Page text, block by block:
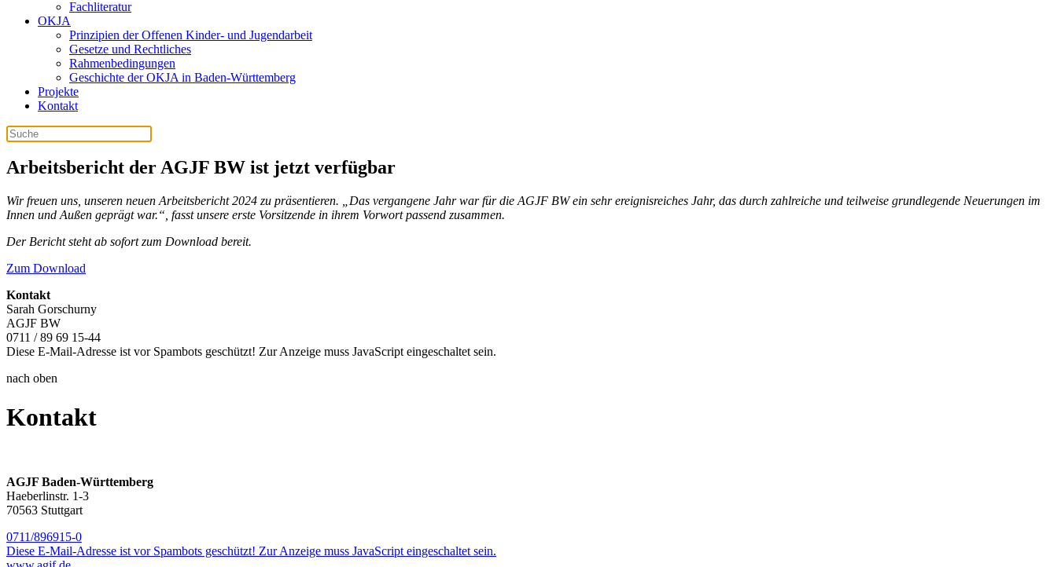
Fachliteratur
OKJA
Prinzipien der Offenen Kinder- und Jugendarbeit
Gesetze und Rechtliches
Rahmenbedingungen
Geschichte der OKJA in Baden-Württemberg
Projekte
Kontakt
Arbeitsbericht der AGJF BW ist jetzt verfügbar
Wir freuen uns, unseren neuen Arbeitsbericht 2024 zu präsentieren. „Das vergangene Jahr war für die AGJF BW ein sehr ereignisreiches Jahr, das durch zahlreiche und teilweise grundlegende Neuerungen im
Innen und Außen geprägt war.“, fasst unsere erste Vorsitzende in ihrem Vorwort passend zusammen.
Der Bericht steht ab sofort zum Download bereit.
Zum Download
Kontakt
Sarah Gorschurny
AGJF BW
0711 / 89 69 15-44
Diese E-Mail-Adresse ist vor Spambots geschützt! Zur Anzeige muss JavaScript eingeschaltet sein.
nach oben
Kontakt
AGJF Baden-Württemberg
Haeberlinstr. 1-3
70563 Stuttgart
0711/896915-0
Diese E-Mail-Adresse ist vor Spambots geschützt! Zur Anzeige muss JavaScript eingeschaltet sein.